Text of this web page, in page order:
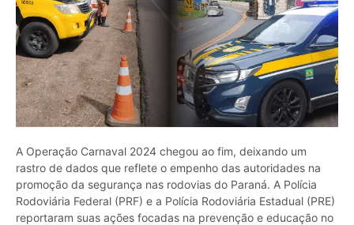
A Operação Carnaval 2024 chegou ao fim, deixando um
rastro de dados que reflete o empenho das autoridades na
promoção da segurança nas rodovias do Paraná. A Polícia
Rodoviária Federal (PRF) e a Polícia Rodoviária Estadual (PRE)
reportaram suas ações focadas na prevenção e educação no